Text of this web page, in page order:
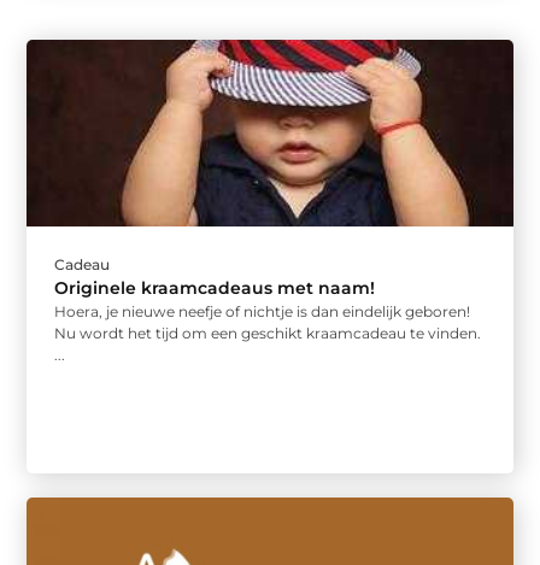
Cadeau
Originele kraamcadeaus met naam!
Hoera, je nieuwe neefje of nichtje is dan eindelijk geboren!
Nu wordt het tijd om een geschikt kraamcadeau te vinden.
...